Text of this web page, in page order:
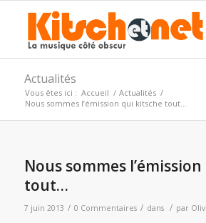
Actualités
Vous êtes ici : Accueil / Actualités /
Nous sommes l’émission qui kitsche tout…
Nous sommes
tout…
7 juin 2013 / 0 Commentaires / dans / par